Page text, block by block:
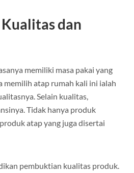
dan
memiliki masa pakai yang
memilih atap rumah kali ini ialah
Selain kualitas,
Tidak hanya produk
atap yang juga disertai
pembuktian kualitas produk.